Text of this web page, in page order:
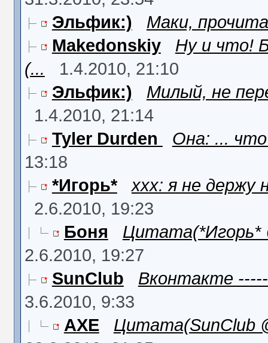
Эльфик:)
Маки,
Makedonskiy
Ну и что!
(...
1.4.2010, 21:10
Эльфик:)
Милый, не
1.4.2010, 21:14
Tyler Durden
Она: ...
13:18
*Игорь*
xxx: я не держу
2.6.2010, 19:23
Боня
Цитата(*Игорь*
2.6.2010, 19:27
SunClub
Вконтакте
3.6.2010, 9:33
AXE
Цитата(SunClub